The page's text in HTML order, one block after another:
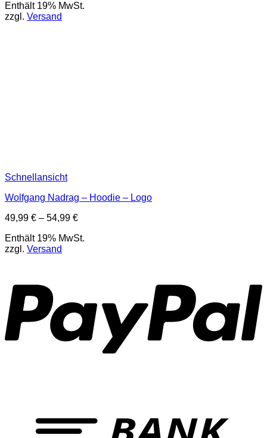
bis
Enthält 19% MwSt.
zzgl. Versand
Schnellansicht
Wolfgang Nadrag – Hoodie – Logo
49,99 € – 54,99 €Preisspanne:
bis
Enthält 19% MwSt.
zzgl. Versand